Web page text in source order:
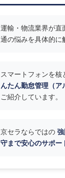
運輸・物流業界が直
通の悩みを具体的に
スマートフォンを核
んたん勤怠管理（ア
ご紹介しています。
京セラならではの
守まで安心のサポー